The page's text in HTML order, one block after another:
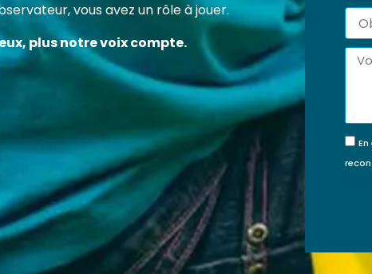
vous avez un rôle à jouer.
plus notre voix compte.
Objet
FINANCÉE PAR MON
COMPTE FORMATION ?